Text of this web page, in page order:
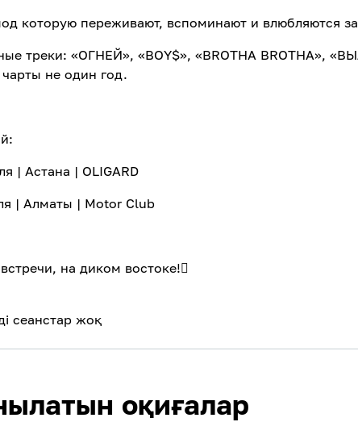
которую переживают, вспоминают и влюбляются
треки: «ОГНЕЙ», «BOY$», «BROTHA BROTHA»,
не один год.
| Астана | OLIGARD
| Алматы | Motor Club
на диком востоке!🪾
сеанстар жоқ
оқиғалар